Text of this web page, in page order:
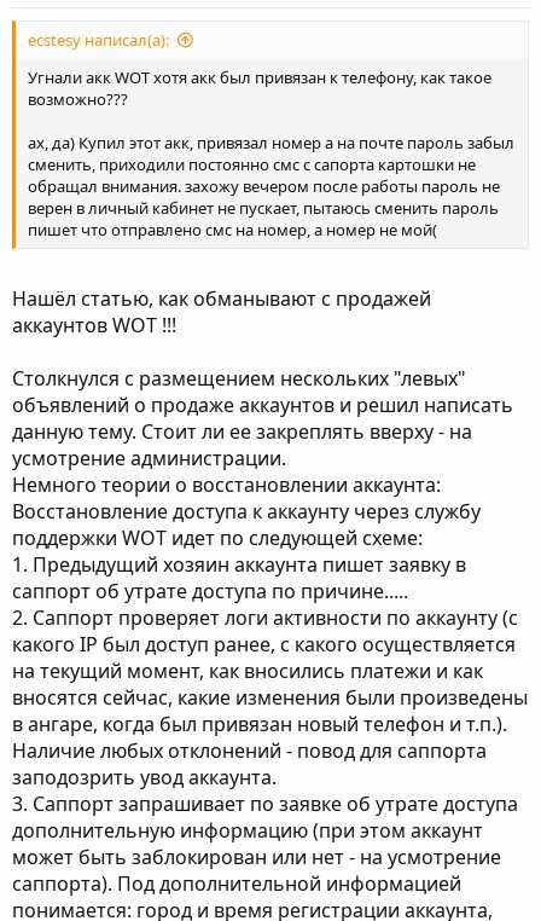
ы
г
о
л
о
с
ecstesy написал(а):
Угнали акк WOT хотя акк был привязан к телефону, как такое
возможно???
ах, да) Купил этот акк, привязал номер а на почте пароль забыл
сменить, приходили постоянно смс с сапорта картошки не
обращал внимания. захожу вечером после работы пароль не
верен в личный кабинет не пускает, пытаюсь сменить пароль
пишет что отправлено смс на номер, а номер не мой(
Нашёл статью, как обманывают с продажей
аккаунтов WOT !!!
Столкнулся с размещением нескольких "левых"
объявлений о продаже аккаунтов и решил написать
данную тему. Стоит ли ее закреплять вверху - на
усмотрение администрации.
Немного теории о восстановлении аккаунта:
Восстановление доступа к аккаунту через службу
поддержки WOT идет по следующей схеме:
1. Предыдущий хозяин аккаунта пишет заявку в
саппорт об утрате доступа по причине.....
2. Саппорт проверяет логи активности по аккаунту (с
какого IP был доступ ранее, с какого осуществляется
на текущий момент, как вносились платежи и как
вносятся сейчас, какие изменения были произведены
в ангаре, когда был привязан новый телефон и т.п.).
Наличие любых отклонений - повод для саппорта
заподозрить увод аккаунта.
3. Саппорт запрашивает по заявке об утрате доступа
дополнительную информацию (при этом аккаунт
может быть заблокирован или нет - на усмотрение
саппорта). Под дополнительной информацией
понимается: город и время регистрации аккаунта,